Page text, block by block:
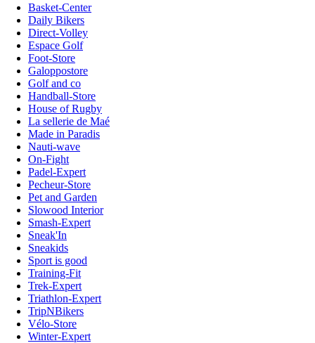
Basket-Center
Daily Bikers
Direct-Volley
Espace Golf
Foot-Store
Galoppostore
Golf and co
Handball-Store
House of Rugby
La sellerie de Maé
Made in Paradis
Nauti-wave
On-Fight
Padel-Expert
Pecheur-Store
Pet and Garden
Slowood Interior
Smash-Expert
Sneak'In
Sneakids
Sport is good
Training-Fit
Trek-Expert
Triathlon-Expert
TripNBikers
Vélo-Store
Winter-Expert